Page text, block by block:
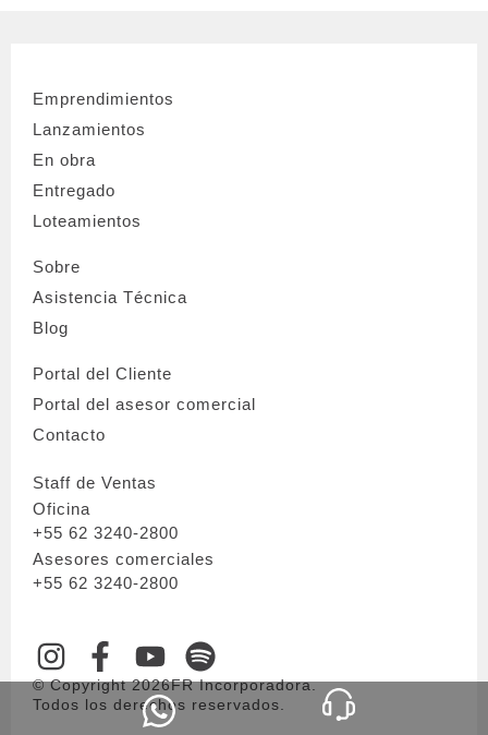
© Copyright 2026FR Incorporadora.
Todos los derechos reservados.
Emprendimientos
Lanzamientos
En obra
Entregado
Loteamientos
Sobre
Asistencia Técnica
Blog
Portal del Cliente
Portal del asesor comercial
Contacto
Staff de Ventas
Oficina
+55 62 3240-2800
Asesores comerciales
+55 62 3240-2800